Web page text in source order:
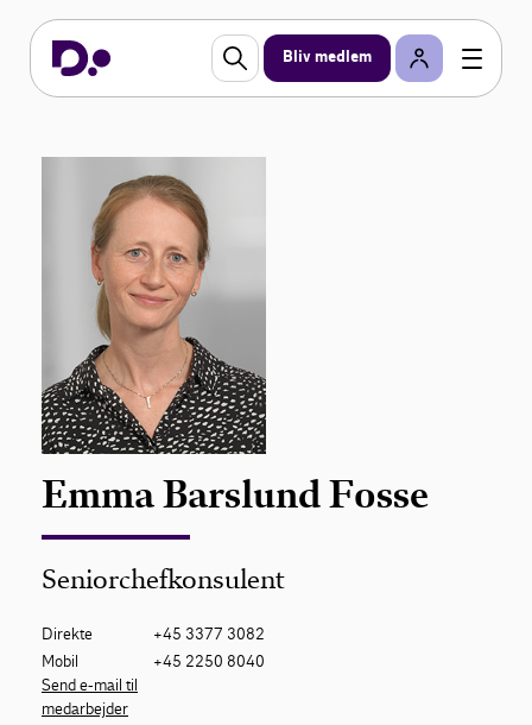
Bliv medlem
Emma Barslund Fosse
Seniorchefkonsulent
Direkte
+45 3377 3082
Mobil
+45 2250 8040
Send e-mail til
medarbejder